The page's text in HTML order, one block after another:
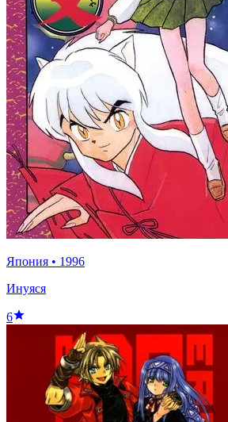
Япония • 1996
Инуяся
6